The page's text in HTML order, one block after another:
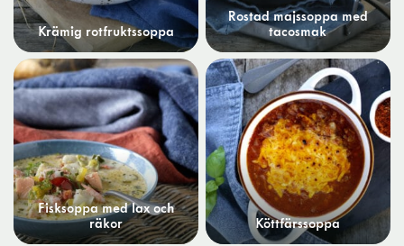
Krämig rotfruktssoppa
Rostad majssoppa med
tacosmak
Fisksoppa med lax och
räkor
Köttfärssoppa